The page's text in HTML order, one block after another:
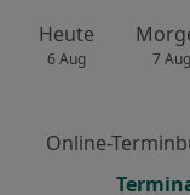
Heute
6 Aug 7 Aug
Online-